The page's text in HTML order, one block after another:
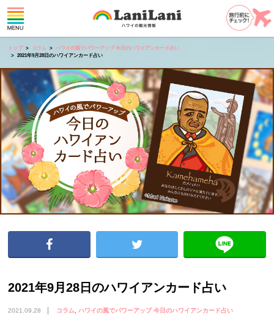
トップ コラム
ハワイの風でパワーアップ 今日のハワイアンカード占い
2021年9月28日のハワイアンカード占い
2021年9月28日のハワイアンカード占い
2021.09.28 コラム ハワイの風でパワーアップ 今日のハワイアンカード占い